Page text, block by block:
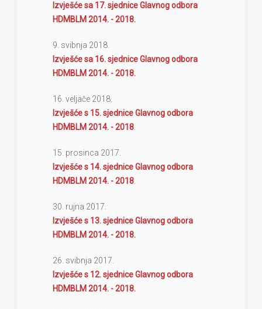
Izvješće sa 17. sjednice Glavnog odbora
HDMBLM 2014. - 2018.
9. svibnja 2018.
Izvješće sa 16. sjednice Glavnog odbora
HDMBLM 2014. - 2018.
16. veljače 2018.
Izvješće s 15. sjednice Glavnog odbora
HDMBLM 2014. - 2018
15. prosinca 2017.
Izvješće s 14. sjednice Glavnog odbora
HDMBLM 2014. - 2018
30. rujna 2017.
Izvješće s 13. sjednice Glavnog odbora
HDMBLM 2014. - 2018.
26. svibnja 2017.
Izvješće s 12. sjednice Glavnog odbora
HDMBLM 2014. - 2018.